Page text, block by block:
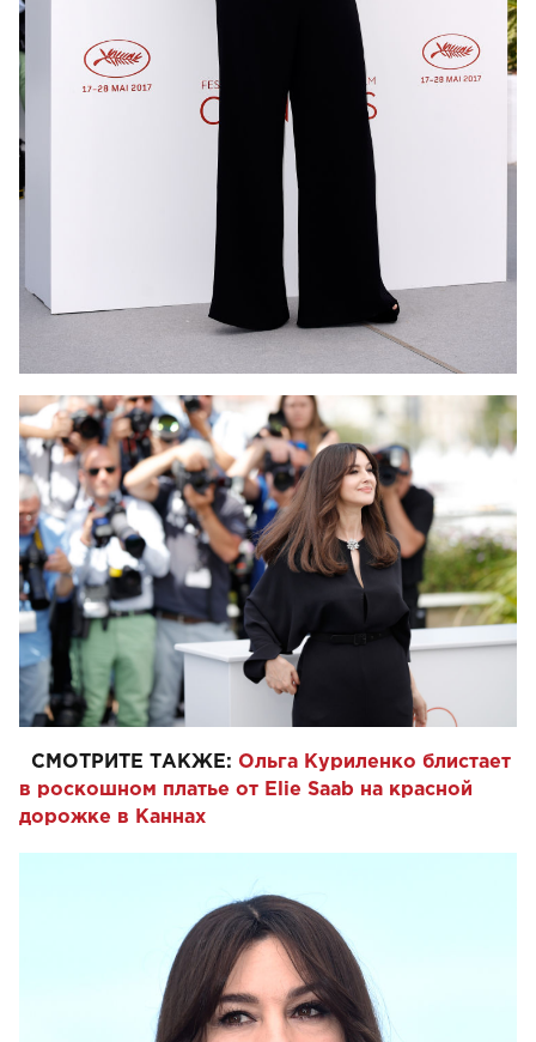
СМОТРИТЕ ТАКЖЕ: Ольга Куриленко блистает
в роскошном платье от Elie Saab на красной
дорожке в Каннах